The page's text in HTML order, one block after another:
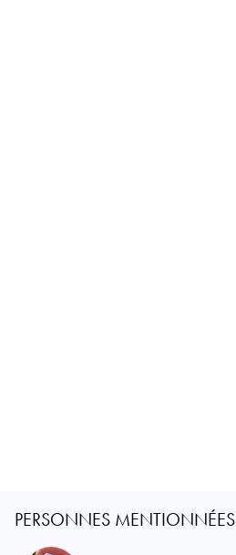
PERSONNES MENTIONNÉES